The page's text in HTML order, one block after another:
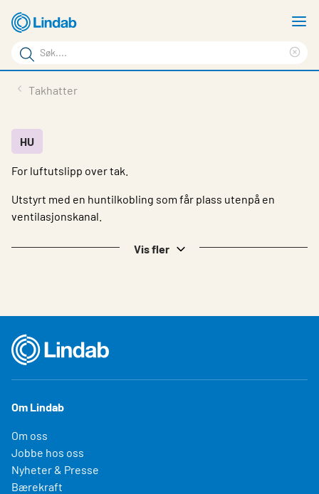
hovedinnhold
Søkeord
Søk
på
Last ned
Om Lindab
Bærekraft
Takhatter
HU
For luftutslipp over tak.
Utstyrt med en huntilkobling som får plass utenpå en
ventilasjonskanal.
Vis fler
Om Lindab
Om oss
Jobbe hos oss
Nyheter & Presse
Bærekraft